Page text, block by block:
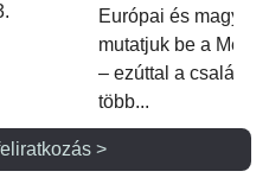
Európai és magyar
mutatjuk be a
– ezúttal a családi
több...
>